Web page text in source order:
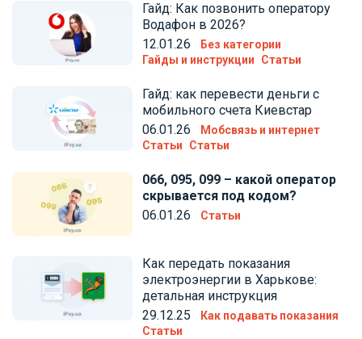
Гайд: Как позвонить оператору
Водафон в 2026?
12.01.26
Без категории
Гайды и инструкции
Статьи
Гайд: как перевести деньги с
мобильного счета Киевстар
06.01.26
Мобсвязь и интернет
Статьи
Статьи
066, 095, 099 – какой оператор
скрывается под кодом?
06.01.26
Статьи
Как передать показания
электроэнергии в Харькове:
детальная инструкция
29.12.25
Как подавать показания
Статьи